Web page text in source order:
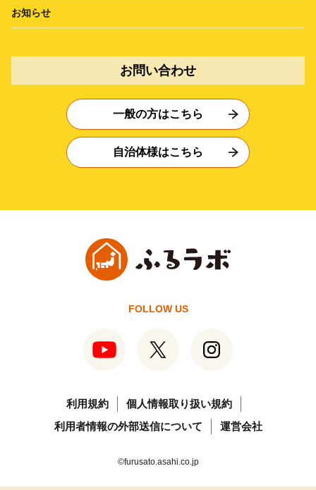
お知らせ
お問い合わせ
一般の方はこちら
自治体様はこちら
FOLLOW US
利用規約
個人情報取り扱い規約
利用者情報の外部送信について
運営会社
©furusato.asahi.co.jp